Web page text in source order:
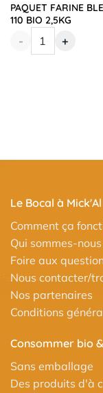
PAQUET FARINE
110 BIO 2,5KG
-
+
Le Bocal à Mick'Al
Comment ça
Qui sommes-nous
Foire aux
Nous contacter/
Nos partenaires
Conditions
Consommer bio
Sans emballage
Des produits d'à